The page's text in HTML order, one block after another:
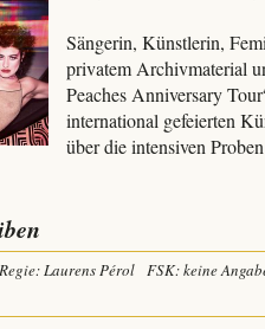
Sängerin, Künstlerin,
privatem Archivmaterial
Peaches Anniversary
international gefeierten
über die intensiven
Regie: Laurens Pérol FSK: keine